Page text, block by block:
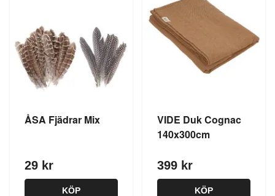
ÅSA Fjädrar Mix
29 kr
KÖP
VIDE Duk Cognac
140x300cm
399 kr
KÖP